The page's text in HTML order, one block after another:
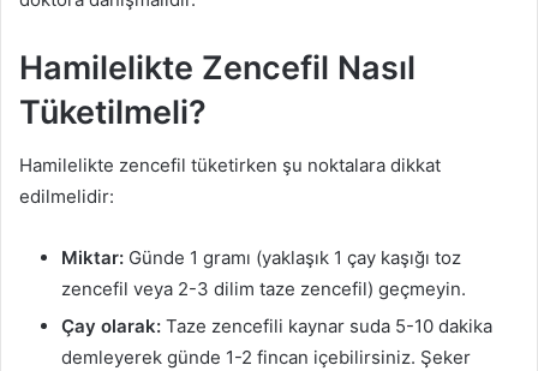
Hamilelikte Zencefil Nasıl
Tüketilmeli?
Hamilelikte zencefil tüketirken şu noktalara dikkat
edilmelidir:
Miktar: Günde 1 gramı (yaklaşık 1 çay kaşığı toz
zencefil veya 2-3 dilim taze zencefil) geçmeyin.
Çay olarak: Taze zencefili kaynar suda 5-10 dakika
demleyerek günde 1-2 fincan içebilirsiniz. Şeker